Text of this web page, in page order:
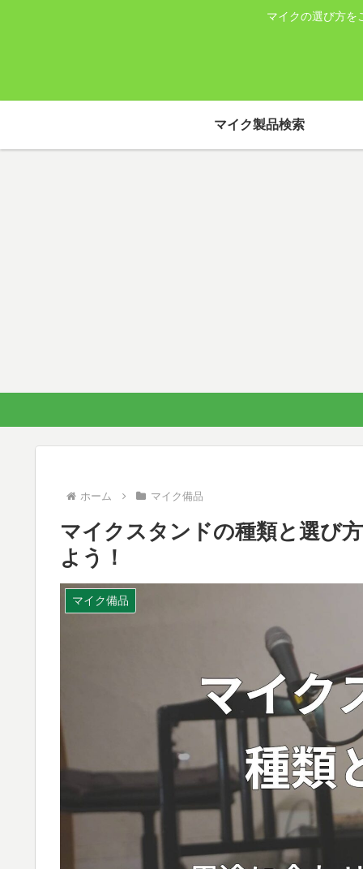
マイクの選び方を
マイク製品検索
ホーム マイク備品
マイクスタンドの種類と選び
よう！
マイク備品